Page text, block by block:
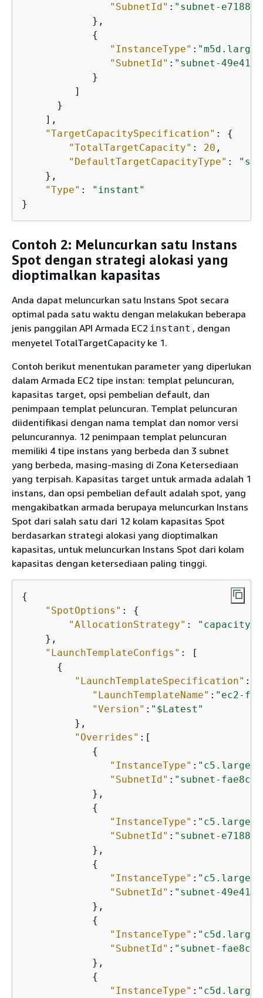
"SubnetId" : "subnet-
            },
{
"InstanceType" : "m5d.large"
"SubnetId" : "subnet-
            }
         ]
      }
    ],
"TargetCapacitySpecification" : {
"TotalTargetCapacity" : 20 ,
"DefaultTargetCapacityType" :
    },
"Type" :
"instant"
}
Contoh 2: Meluncurkan satu Instans
Spot dengan strategi alokasi yang
dioptimalkan kapasitas
Anda dapat meluncurkan satu Instans Spot secara
optimal pada satu waktu dengan melakukan beberapa
jenis panggilan API Armada EC2 instant , dengan
menyetel TotalTargetCapacity ke 1.
Contoh berikut menentukan parameter yang diperlukan
dalam Armada EC2 tipe instan: templat peluncuran,
kapasitas target, opsi pembelian default, dan
penimpaan templat peluncuran. Templat peluncuran
diidentifikasi dengan nama templat dan nomor versi
peluncurannya. 12 penimpaan templat peluncuran
memiliki 4 tipe instans yang berbeda dan 3 subnet
yang berbeda, masing-masing di Zona Ketersediaan
yang terpisah. Kapasitas target untuk armada adalah 1
instans, dan opsi pembelian default adalah spot, yang
mengakibatkan armada berupaya meluncurkan Instans
Spot dari salah satu dari 12 kolam kapasitas Spot
berdasarkan strategi alokasi yang dioptimalkan
kapasitas, untuk meluncurkan Instans Spot dari kolam
kapasitas dengan ketersediaan paling tinggi.
{
"SpotOptions" : {
"AllocationStrategy" :
"capacity-
    },
"LaunchTemplateConfigs" : [
{
"LaunchTemplateSpecification" :
"LaunchTemplateName" : "ec2-
"Version" : "$Latest"
         },
"Overrides" :[
{
"InstanceType" : "c5.large"
"SubnetId" : "subnet-
            },
{
"InstanceType" : "c5.large"
"SubnetId" : "subnet-
            },
{
"InstanceType" : "c5.large"
"SubnetId" : "subnet-
            },
{
"InstanceType" : "c5d.large"
"SubnetId" : "subnet-
            },
{
"InstanceType" : "c5d.large"